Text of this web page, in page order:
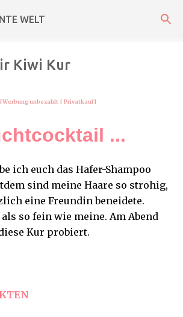
zum Hauptbereich
WELT
Kiwi Kur
[Werbung unbezahlt | Privatkauf]
...
ich euch das Hafer-Shampoo
sind meine Haare so strohig,
eine Freundin beneidete.
so fein wie meine. Am Abend
Kur probiert.